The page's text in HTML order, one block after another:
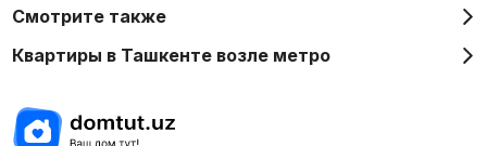
Смотрите также
Квартиры в Ташкенте возле метро